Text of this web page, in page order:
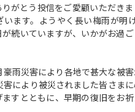
がとう投信をご愛顧いただきま
ます。ようやく長い梅雨が明
続いていますが、いかがお過
雨災害により各地で甚大な被
害により被災されました皆さまに
すとともに、早期の復旧をお